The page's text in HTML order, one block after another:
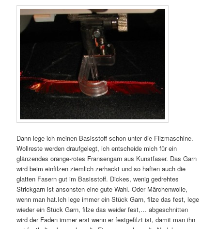
Dann lege ich meinen Basisstoff schon unter die Filzmaschine.
Wollreste werden draufgelegt, ich entscheide mich für ein
glänzendes orange-rotes Fransengarn aus Kunstfaser. Das Garn
wird beim einfilzen ziemlich zerhackt und so haften auch die
glatten Fasern gut im Basisstoff. Dickes, wenig gedrehtes
Strickgarn ist ansonsten eine gute Wahl. Oder Märchenwolle,
wenn man hat.Ich lege immer ein Stück Garn, filze das fest, lege
wieder ein Stück Garn, filze das weider fest,… abgeschnitten
wird der Faden immer erst wenn er festgefilzt ist, damit man ihn